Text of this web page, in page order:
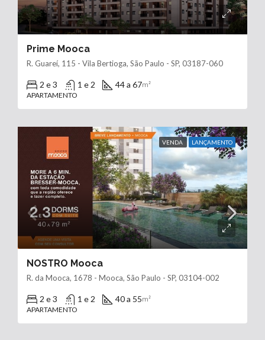
Prime Mooca
R. Guareí, 115 - Vila Bertioga, São Paulo - SP, 03187-060
2 e 3 1 e 2 44 a 67m²
APARTAMENTO
VENDA LANÇAMENTO
NOSTRO Mooca
R. da Mooca, 1678 - Mooca, São Paulo - SP, 03104-002
2 e 3 1 e 2 40 a 55m²
APARTAMENTO